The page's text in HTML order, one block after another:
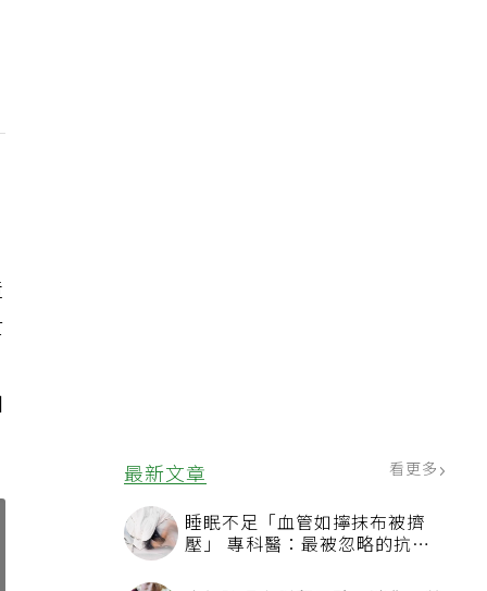
最新文章 看更多
睡眠不足「血管如擰抹布被擠
壓」 專科醫：最被忽略的抗老